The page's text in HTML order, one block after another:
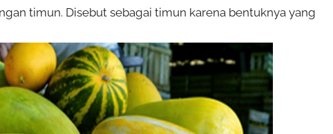
timun. Disebut sebagai timun karena bentuknya yang